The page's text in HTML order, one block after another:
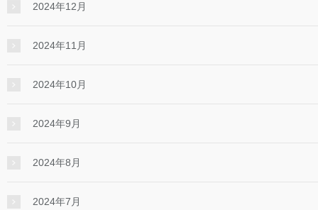
2024年12月
2024年11月
2024年10月
2024年9月
2024年8月
2024年7月